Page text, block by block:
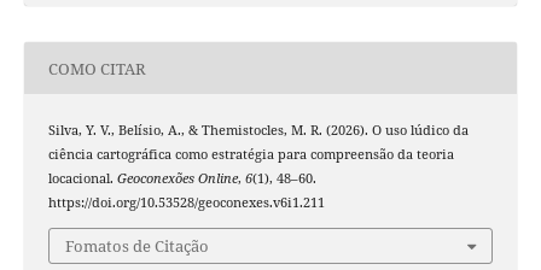
COMO CITAR
Silva, Y. V., Belísio, A., & Themistocles, M. R. (2026). O uso lúdico da
ciência cartográfica como estratégia para compreensão da teoria
locacional. Geoconexões Online, 6(1), 48–60.
https://doi.org/10.53528/geoconexes.v6i1.211
Fomatos de Citação